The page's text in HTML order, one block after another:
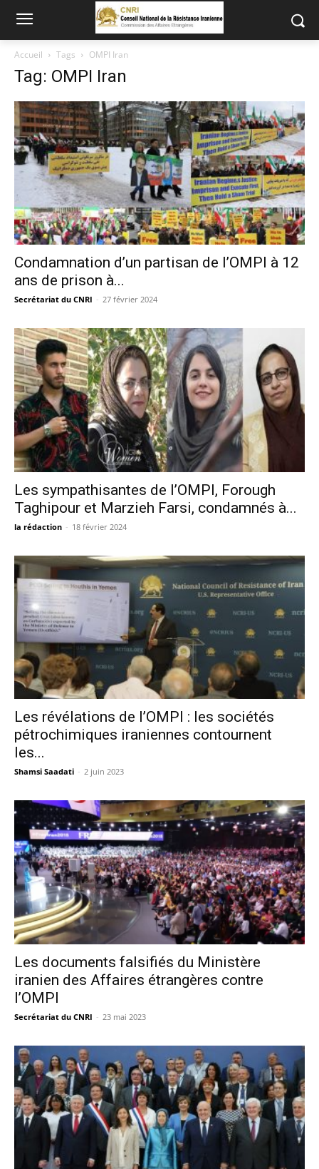
Accueil Tags OMPI Iran
Tag: OMPI Iran
Condamnation d’un partisan de l’OMPI à 12
ans de prison à...
Secrétariat du CNRI - 27 février 2024
Les sympathisantes de l’OMPI, Forough
Taghipour et Marzieh Farsi, condamnés à...
la rédaction - 18 février 2024
Les révélations de l’OMPI : les sociétés
pétrochimiques iraniennes contournent
les...
Shamsi Saadati - 2 juin 2023
Les documents falsifiés du Ministère
iranien des Affaires étrangères contre
l’OMPI
Secrétariat du CNRI - 23 mai 2023